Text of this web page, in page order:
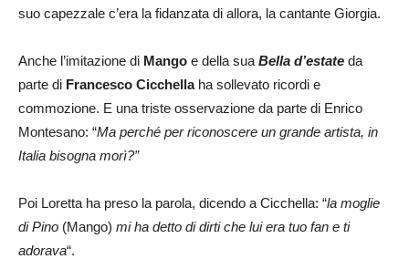
suo capezzale c’era la fidanzata di allora, la cantante Giorgia.
Anche l’imitazione di Mango e della sua Bella d’estate da
parte di Francesco Cicchellaha sollevato ricordi e
commozione. E una triste osservazione da parte di Enrico
Montesano: “Ma perché per riconoscere un grande artista, in
Italia bisogna morì?”
Poi Loretta ha preso la parola, dicendo a Cicchella: “la moglie
di Pino (Mango) mi ha detto di dirti che lui era tuo fan e ti
adorava“.